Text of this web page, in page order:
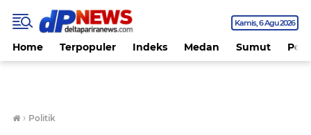
Kamis 6 Agu 2026
Home Terpopuler Indeks Medan Sumut
› Politik